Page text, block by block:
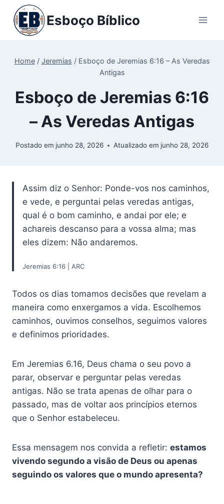
Pular
para
Esboço Bíblico
Home / Jeremias / Esboço de Jeremias 6:16 – As Veredas
Antigas
Esboço de Jeremias 6:16
– As Veredas Antigas
Postado em junho 28, 2026 Atualizado em junho 28, 2026
Assim diz o Senhor: Ponde-vos nos caminhos,
e vede, e perguntai pelas veredas antigas,
qual é o bom caminho, e andai por ele; e
achareis descanso para a vossa alma; mas
eles dizem: Não andaremos.
Jeremias 6:16 | ARC
Todos os dias tomamos decisões que revelam a
maneira como enxergamos a vida. Escolhemos
caminhos, ouvimos conselhos, seguimos valores
e definimos prioridades.
Em Jeremias 6.16, Deus chama o seu povo a
parar, observar e perguntar pelas veredas
antigas. Não se trata apenas de olhar para o
passado, mas de voltar aos princípios eternos
que o Senhor estabeleceu.
Essa mensagem nos convida a refletir: estamos
vivendo segundo a visão de Deus ou apenas
seguindo os valores que o mundo apresenta?